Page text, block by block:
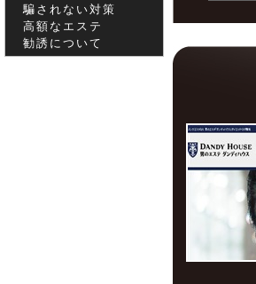
騙されない対策
高額なエステ
勧誘について